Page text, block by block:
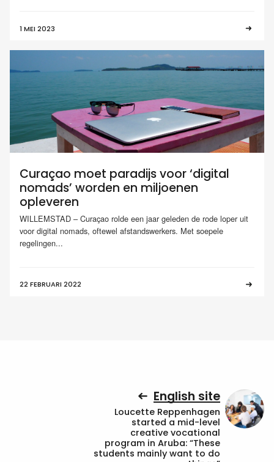
1 MEI 2023
Curaçao moet paradijs voor ‘digital
nomads’ worden en miljoenen
opleveren
WILLEMSTAD – Curaçao rolde een jaar geleden de rode loper uit
voor digital nomads, oftewel afstandswerkers. Met soepele
regelingen...
22 FEBRUARI 2022
English site
Loucette Reppenhagen
started a mid-level
creative vocational
program in Aruba: “These
students mainly want to do